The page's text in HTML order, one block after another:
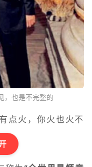
，也是不完整的
点火，你火也火不